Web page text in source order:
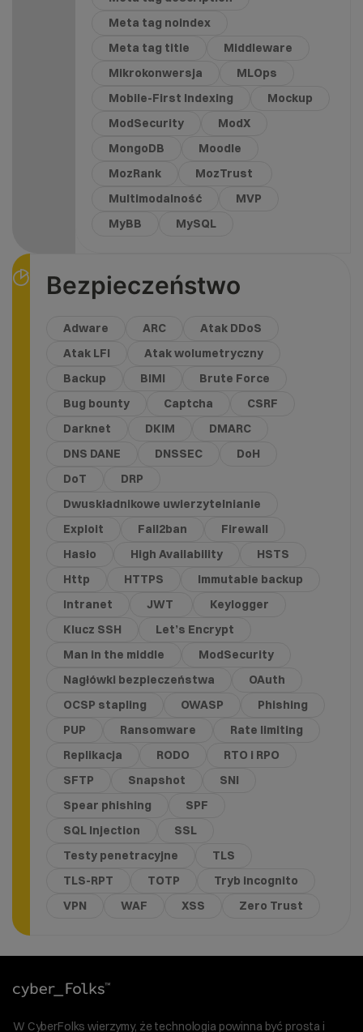
Meta tag noindex
Meta tag title
Middleware
Mikrokonwersja
MLOps
Mobile-First Indexing
Mockup
ModSecurity
ModX
MongoDB
Moodle
MozRank
MozTrust
Multimodalność
MVP
MyBB
MySQL
Bezpieczeństwo
Adware ARC
Atak DDoS
Atak LFI
Atak wolumetryczny
Backup
BIMI
Brute Force
Bug bounty
Captcha
CSRF
Darknet
DKIM
DMARC
DNS DANE
DNSSEC
DoH
DoT
DRP
Dwuskładnikowe uwierzytelnianie
Exploit
Fail2ban
Firewall
Hasło
High Availability
HSTS
Http
HTTPS
Immutable backup
Intranet
JWT
Keylogger
Klucz SSH
Let’s Encrypt
Man in the middle
ModSecurity
Nagłówki bezpieczeństwa
OAuth
OCSP stapling
OWASP
Phishing
PUP
Ransomware
Rate limiting
Replikacja
RODO
RTO i RPO
SFTP
Snapshot
SNI
Spear phishing
SPF
SQL Injection
SSL
Testy penetracyjne
TLS
TLS-RPT
TOTP
Tryb incognito
VPN
WAF XSS Zero Trust
W CyberFolks wierzymy, że technologia powinna być prosta i